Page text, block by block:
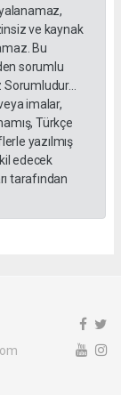
ve kaynak
Bu
sorumlu
imalar,
Türkçe
yazılmış
edecek
tarafından